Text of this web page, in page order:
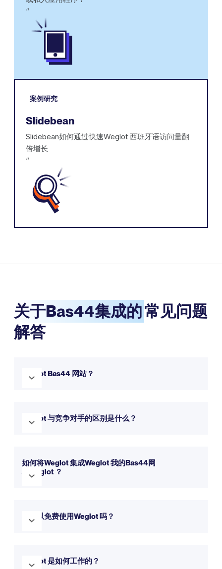
‍“
案例研究
Slidebean
Slidebean如何通过快速Weglot 西班牙语访问量翻
倍增长
‍“
关于Bas44集成的常见问题
解答
Weglot Bas44 网站？
您的网站在短短几分钟内实现多语言支持。您可通过我们的试
用版免费体验。
Weglot 与竞争对手的区别是什么？
以查看我们的比较页面了解更多详情。
如何将Weglot 集成Weglot 我的Bas44网
站Weglot ？
源中的分步指南开始操作。
我可以免费使用Weglot 吗？
否则您可以继续使用我们的永久免费计划。
Weglot 是如何工作的？